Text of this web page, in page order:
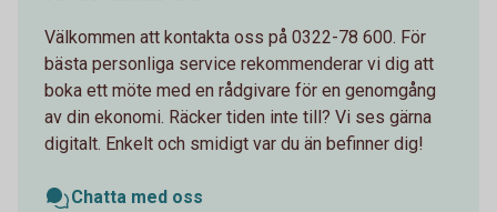
Välkommen att kontakta oss på 0322-78 600. För
bästa personliga service rekommenderar vi dig att
boka ett möte med en rådgivare för en genomgång
av din ekonomi. Räcker tiden inte till? Vi ses gärna
digitalt. Enkelt och smidigt var du än befinner dig!
Chatta med oss